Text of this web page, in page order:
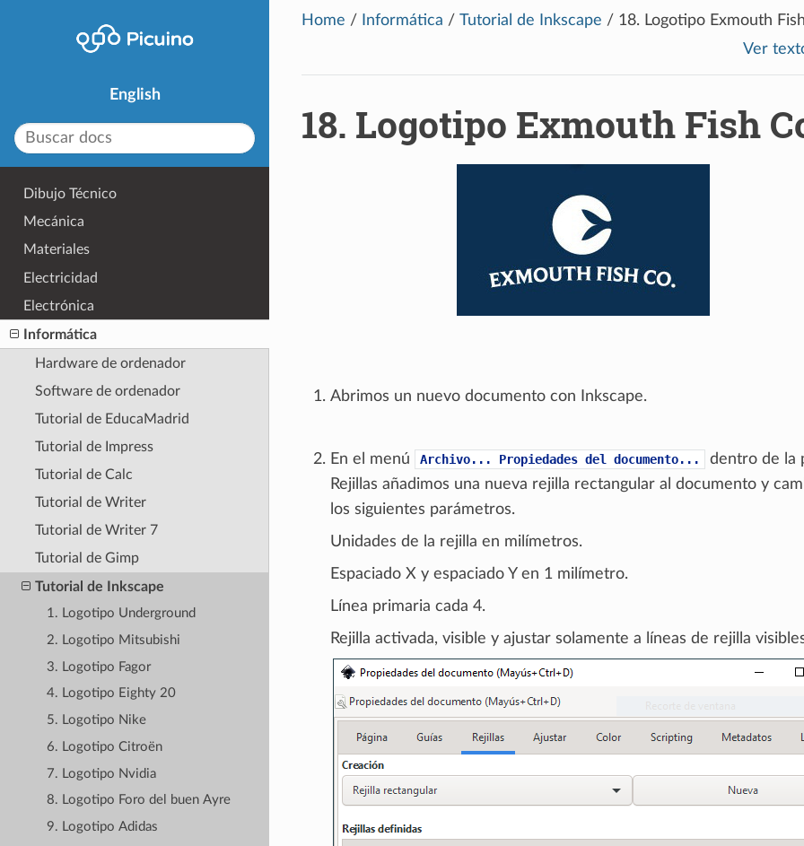
Home / Informática / Tutorial de Inkscape / 18. Logotipo Exmouth
Ver
18. Logotipo Exmouth Fish
Abrimos un nuevo documento con Inkscape.
En el menú Archivo... Propiedades del documento...
dentro de la
Rejillas añadimos una nueva rejilla rectangular al documento y
los siguientes parámetros.
Unidades de la rejilla en milímetros.
Espaciado X y espaciado Y en 1 milímetro.
Línea primaria cada 4.
Rejilla activada, visible y ajustar solamente a líneas de rejilla
English
Dibujo Técnico
Mecánica
Materiales
Electricidad
Electrónica
Informática
Hardware de ordenador
Software de ordenador
Tutorial de EducaMadrid
Tutorial de Impress
Tutorial de Calc
Tutorial de Writer
Tutorial de Writer 7
Tutorial de Gimp
Tutorial de Inkscape
1. Logotipo Underground
2. Logotipo Mitsubishi
3. Logotipo Fagor
4. Logotipo Eighty 20
5. Logotipo Nike
6. Logotipo Citroën
7. Logotipo Nvidia
8. Logotipo Foro del buen Ayre
9. Logotipo Adidas